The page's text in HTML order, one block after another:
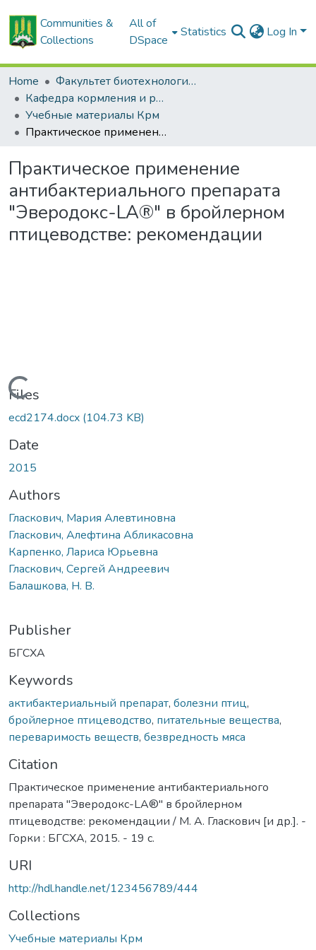
Communities &
Collections
All of
DSpace
Statistics Log In
Home
Факультет биотехнологии и аквакультуры
Кафедра кормления и разведения сельскохозяйственных животных
Учебные материалы Крм
Практическое применение антибактериального препарата "Эверодокс-LA®" в бройлерном птицеводстве: рекомендации
Практическое применение
антибактериального препарата
"Эверодокс-LA®" в бройлерном
птицеводстве: рекомендации
Loading...
Files
ecd2174.docx (104.73 KB)
Date
2015
Authors
Гласкович, Мария Алевтиновна
Гласкович, Алефтина Абликасовна
Карпенко, Лариса Юрьевна
Гласкович, Сергей Андреевич
Балашкова, Н. В.
Publisher
БГСХА
Keywords
актибактериальный препарат, болезни птиц,
бройлерное птицеводство, питательные вещества,
переваримость веществ, безвредность мяса
Citation
Практическое применение антибактериального
препарата "Эверодокс-LA®" в бройлерном
птицеводстве: рекомендации / М. А. Гласкович [и др.]. -
Горки : БГСХА, 2015. - 19 с.
URI
http://hdl.handle.net/123456789/444
Collections
Учебные материалы Крм